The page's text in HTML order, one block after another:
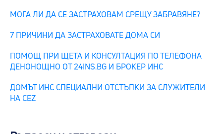
МОГА ЛИ ДА СЕ ЗАСТРАХОВАМ СРЕЩУ ЗАБРАВЯНЕ?
7 ПРИЧИНИ ДА ЗАСТРАХОВАТЕ ДОМА СИ
ПОМОЩ ПРИ ЩЕТА И КОНСУЛТАЦИЯ ПО ТЕЛЕФОНА
ДЕНОНОЩНО ОТ 24INS.BG И БРОКЕР ИНС
ДОМЪТ ИНС СПЕЦИАЛНИ ОТСТЪПКИ ЗА СЛУЖИТЕЛИ
НА CEZ